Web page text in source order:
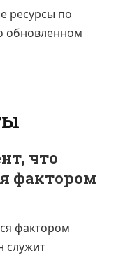
ресурсы по
обновленном
что
фактором
фактором
служит